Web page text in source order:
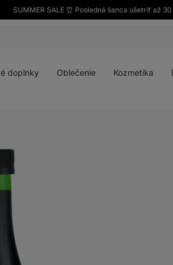
SUMMER SALE ⏰ Posledná šanca ušetriť až
doplnky Oblečenie Kozmetika